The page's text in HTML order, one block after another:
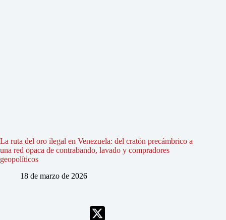
La ruta del oro ilegal en Venezuela: del cratón precámbrico a
una red opaca de contrabando, lavado y compradores
geopolíticos
18 de marzo de 2026